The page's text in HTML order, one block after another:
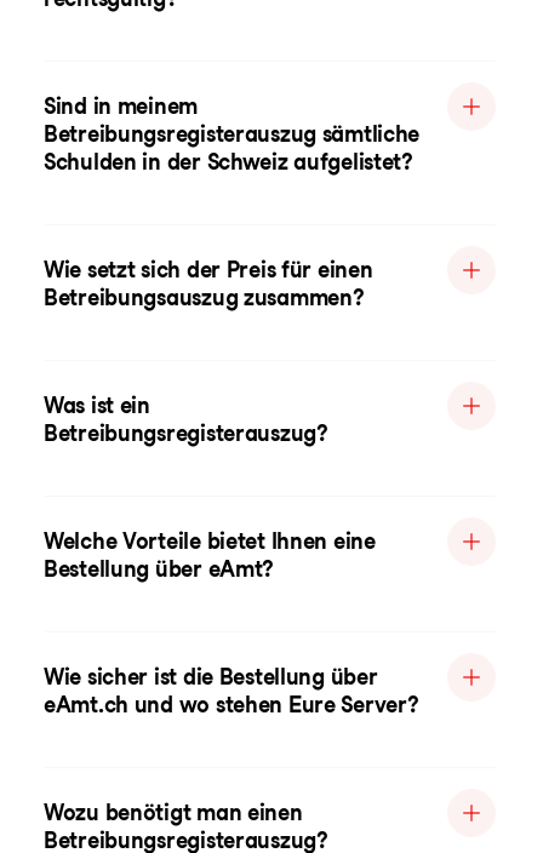
Sind in meinem
Betreibungsregisterauszug sämtliche
Schulden in der Schweiz aufgelistet?
Wie setzt sich der Preis für einen
Betreibungsauszug zusammen?
Was ist ein
Betreibungsregisterauszug?
Welche Vorteile bietet Ihnen eine
Bestellung über eAmt?
Wie sicher ist die Bestellung über
eAmt.ch und wo stehen Eure Server?
Wozu benötigt man einen
Betreibungsregisterauszug?